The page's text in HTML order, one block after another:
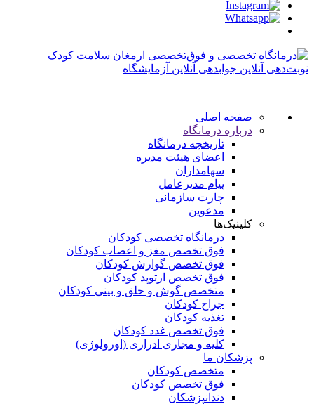
نوبت‌دهی آنلاین جوابدهی آنلاین آزمایشگاه
صفحه اصلی
درباره درمانگاه
تاریخچه درمانگاه
اعضای هیئت مدیره
سهامداران
پیام مدیرعامل
چارت سازمانی
مدعوین
کلینیک‌ها
درمانگاه تخصصی کودکان
فوق تخصص مغز و اعصاب کودکان
فوق تخصص گوارش کودکان
فوق تخصص ارتوپد کودکان
متخصص گوش و حلق و بینی کودکان
جراح کودکان
تغذیه کودکان
فوق تخصص غدد کودکان
کلیه و مجاری ادراری (اورولوژی)
پزشکان ما
متخصص کودکان
فوق تخصص کودکان
دندانپزشکان